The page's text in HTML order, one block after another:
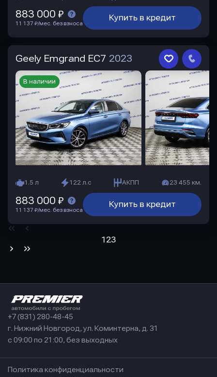
Купить в кредит
883 000 ₽
11 137 ₽/мес. без взноса
Geely Emgrand EC7 2023
1.5 л 122 л.с АКПП 23 455 км.
В наличии
Купить в кредит
883 000 ₽
11 137 ₽/мес. без взноса
1 23
+7 (831) 280-48-45
г. Нижний Новгород, ул. Коминтерна, д. 31
с 09:00 по 21:00, без выходных
Политика конфиденциальности